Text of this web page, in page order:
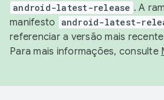
android-latest-release . A
manifesto
android-latest-
referenciar a versão mais recente
Para mais informações, consulte